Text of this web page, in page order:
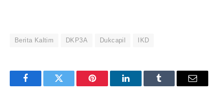
Berita Kaltim DKP3A Dukcapil IKD
FacebookTwitter Pinterest LinkedInTumblr Email